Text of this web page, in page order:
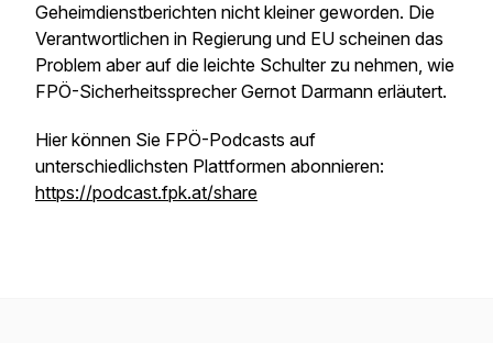
Geheimdienstberichten nicht kleiner geworden. Die
Verantwortlichen in Regierung und EU scheinen das
Problem aber auf die leichte Schulter zu nehmen, wie
FPÖ-Sicherheitssprecher Gernot Darmann erläutert.
Hier können Sie FPÖ-Podcasts auf
unterschiedlichsten Plattformen abonnieren:
https://podcast.fpk.at/share